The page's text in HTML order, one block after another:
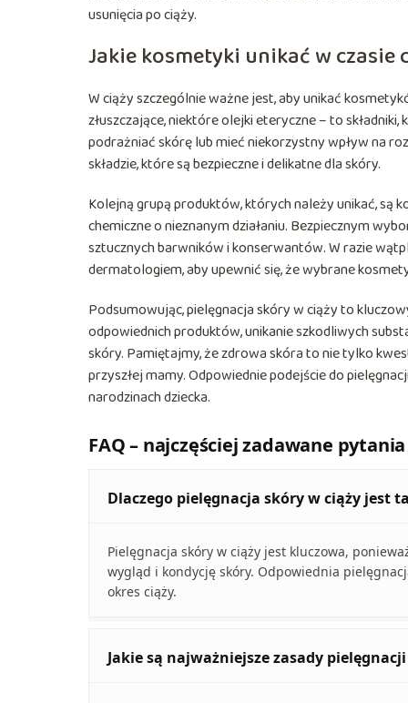
usunięcia po ciąży.
Jakie kosmetyki unikać w czasie
W ciąży szczególnie ważne jest, aby unikać
złuszczające, niektóre olejki eteryczne – to
podrażniać skórę lub mieć niekorzystny wpływ na
składzie, które są bezpieczne i delikatne dla skóry.
Kolejną grupą produktów, których należy unikać, są
chemiczne o nieznanym działaniu. Bezpiecznym
sztucznych barwników i konserwantów. W razie
dermatologiem, aby upewnić się, że wybrane
Podsumowując, pielęgnacja skóry w ciąży to
odpowiednich produktów, unikanie szkodliwych
skóry. Pamiętajmy, że zdrowa skóra to nie tylko
przyszłej mamy. Odpowiednie podejście do
narodzinach dziecka.
FAQ – najczęściej zadawane pytania
Dlaczego pielęgnacja skóry w ciąży jest
Pielęgnacja skóry w ciąży jest kluczowa,
wygląd i kondycję skóry. Odpowiednia
okres ciąży.
Jakie są najważniejsze zasady